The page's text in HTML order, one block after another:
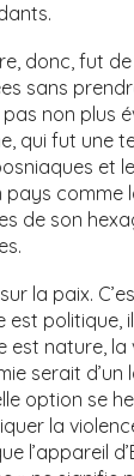
donc, fut
sans
non plus
qui fut une
et
pays
de son
la paix.
est
est nature, la
serait
option se
la
l’appareil